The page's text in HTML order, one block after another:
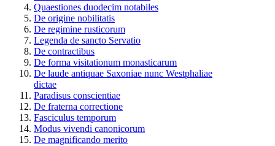
Quaestiones duodecim notabiles
De origine nobilitatis
De regimine rusticorum
Legenda de sancto Servatio
De contractibus
De forma visitationum monasticarum
De laude antiquae Saxoniae nunc Westphaliae
dictae
Paradisus conscientiae
De fraterna correctione
Fasciculus temporum
Modus vivendi canonicorum
De magnificando merito